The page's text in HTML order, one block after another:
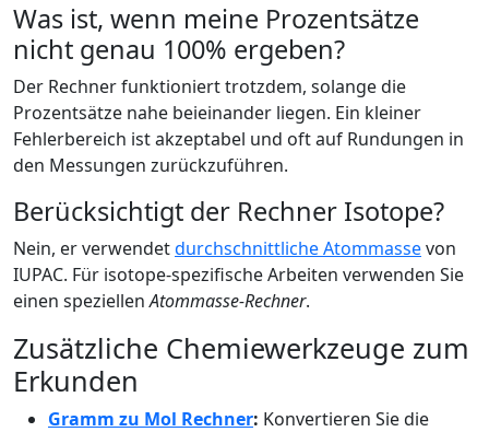
Was ist, wenn meine Prozentsätze
nicht genau 100% ergeben?
Der Rechner funktioniert trotzdem, solange die
Prozentsätze nahe beieinander liegen. Ein kleiner
Fehlerbereich ist akzeptabel und oft auf Rundungen in
den Messungen zurückzuführen.
Berücksichtigt der Rechner Isotope?
Nein, er verwendetdurchschnittliche Atommassevon
IUPAC. Für isotope-spezifische Arbeiten verwenden Sie
einen speziellenAtommasse-Rechner.
Zusätzliche Chemiewerkzeuge zum
Erkunden
Gramm zu Mol Rechner: Konvertieren Sie die